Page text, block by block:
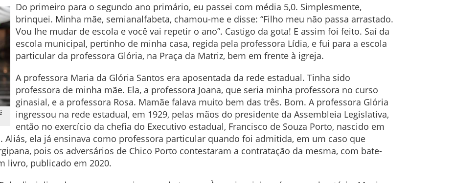
Do primeiro para o segundo ano primário, eu passei com média 5,0. Simplesmente,
brinquei. Minha mãe, semianalfabeta, chamou-me e disse: “Filho meu não passa arrastado.
Vou lhe mudar de escola e você vai repetir o ano”. Castigo da gota! E assim foi feito. Saí da
escola municipal, pertinho de minha casa, regida pela professora Lídia, e fui para a escola
particular da professora Glória, na Praça da Matriz, bem em frente à igreja.
A professora Maria da Glória Santos era aposentada da rede estadual. Tinha sido
professora de minha mãe. Ela, a professora Joana, que seria minha professora no curso
ginasial, e a professora Rosa. Mamãe falava muito bem das três. Bom. A professora Glória
ingressou na rede estadual, em 1929, pelas mãos do presidente da Assembleia Legislativa,
então no exercício da chefia do Executivo estadual, Francisco de Souza Porto, nascido em
Aliás, ela já ensinava como professora particular quando foi admitida, em um caso que
pois os adversários de Chico Porto contestaram a contratação da mesma, com bate-
livro, publicado em 2020.